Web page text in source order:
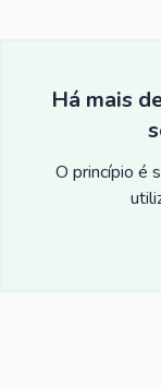
Há mais
O princípio é